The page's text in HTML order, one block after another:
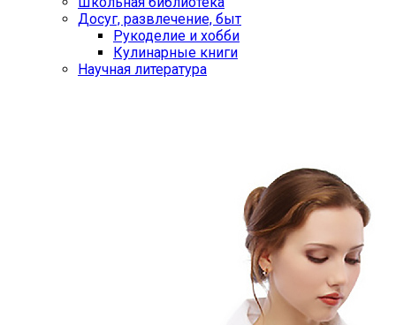
Досуг, развлечение, быт
Рукоделие и хобби
Кулинарные книги
Научная литература